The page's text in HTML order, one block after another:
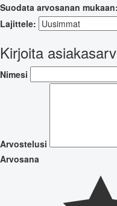
Suodata arvosanan mukaan:
Lajittele:
Kirjoita
Nimesi
Arvostelusi
Arvosana